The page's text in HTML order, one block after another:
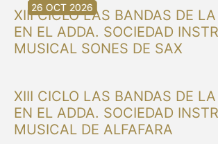
XIII CICLO LAS BANDAS DE
EN EL ADDA. SOCIEDAD
MUSICAL SONES DE SAX
30 AUG 2026
XIII CICLO LAS BANDAS DE
EN EL ADDA. SOCIEDAD
MUSICAL DE ALFAFARA
30 AUG 2026
13 SEP 2026
20 SEP 2026
20 SEP 2026
26 SEP 2026
03 OCT 2026
16 OCT 2026
26 OCT 2026